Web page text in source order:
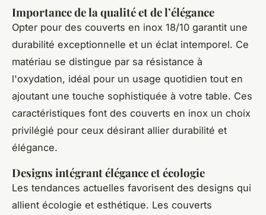
Importance de la qualité et de l’élégance
Opter pour des couverts en inox 18/10 garantit une
durabilité exceptionnelle et un éclat intemporel. Ce
matériau se distingue par sa résistance à
l'oxydation, idéal pour un usage quotidien tout en
ajoutant une touche sophistiquée à votre table. Ces
caractéristiques font des couverts en inox un choix
privilégié pour ceux désirant allier durabilité et
élégance.
Designs intégrant élégance et écologie
Les tendances actuelles favorisent des designs qui
allient écologie et esthétique. Les couverts